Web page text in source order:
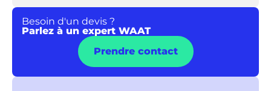
Besoin d'un devis ?
Parlez à un expert WAAT
Prendre contact